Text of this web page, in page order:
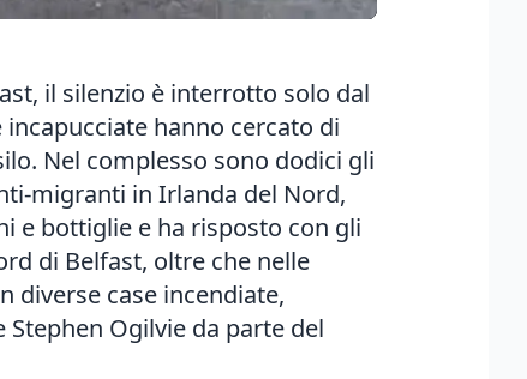
il silenzio è interrotto solo dal
hanno cercato di
Nel complesso sono dodici gli
migranti in Irlanda del Nord,
e bottiglie e ha risposto con gli
di Belfast, oltre che nelle
diverse case incendiate,
Ogilvie da parte del